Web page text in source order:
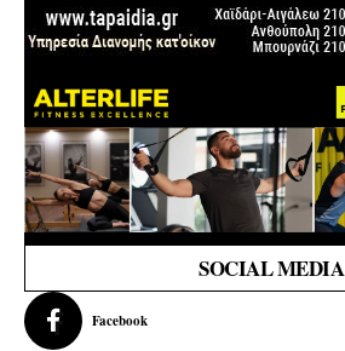
SOCIAL MEDIA
Facebook